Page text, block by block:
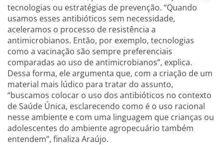
tecnologias ou estratégias de prevenção. “Quando
usamos esses antibióticos sem necessidade,
aceleramos o processo de resistência a
antimicrobianos. Então, por exemplo, tecnologias
como a vacinação são sempre preferenciais
comparadas ao uso de antimicrobianos”, explica.
Dessa forma, ele argumenta que, com a criação de um
material mais lúdico para tratar do assunto,
“buscamos colocar o uso dos antibióticos no contexto
de Saúde Única, esclarecendo como é o uso racional
nesse ambiente e com uma linguagem que crianças ou
adolescentes do ambiente agropecuário também
entendem”, finaliza Araújo.